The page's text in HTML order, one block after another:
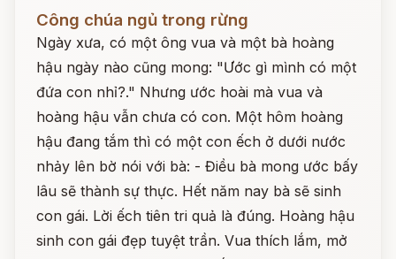
Công chúa ngủ trong rừng
Ngày xưa, có một ông vua và một bà hoàng
hậu ngày nào cũng mong: "Ước gì mình có một
đứa con nhỉ?." Nhưng ước hoài mà vua và
hoàng hậu vẫn chưa có con. Một hôm hoàng
hậu đang tắm thì có một con ếch ở dưới nước
nhảy lên bờ nói với bà: - Điều bà mong ước bấy
lâu sẽ thành sự thực. Hết năm nay bà sẽ sinh
con gái. Lời ếch tiên tri quả là đúng. Hoàng hậu
sinh con gái đẹp tuyệt trần. Vua thích lắm, mở